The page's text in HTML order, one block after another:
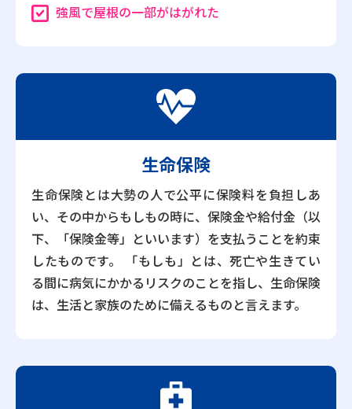
強風で屋根の一部がはがれた
生命保険
生命保険とは大勢の人で公平に保険料を負担しあ
い、その中からもしもの時に、保険金や給付金（以
下、「保険金等」といいます）を支払うことを約束
したものです。 「もしも」とは、死亡や生きてい
る間に病気にかかるリスクのことを指し、生命保険
は、生活と家族のために備えるものと言えます。